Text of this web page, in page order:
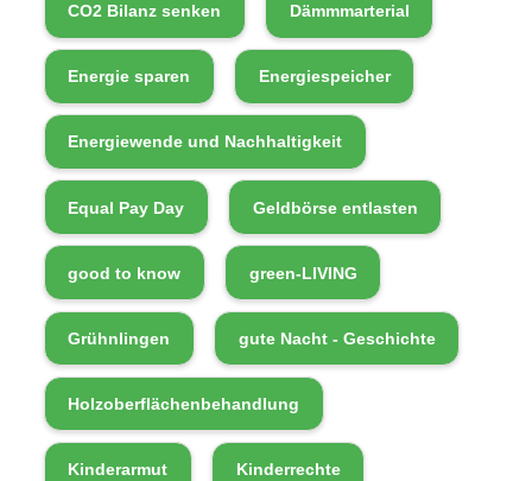
CO2 Bilanz senken Dämmmarterial
Energie sparen Energiespeicher
Energiewende und Nachhaltigkeit
Equal Pay Day Geldbörse entlasten
good to know green-LIVING
Grühnlingen gute Nacht - Geschichte
Holzoberflächenbehandlung
Kinderarmut Kinderrechte